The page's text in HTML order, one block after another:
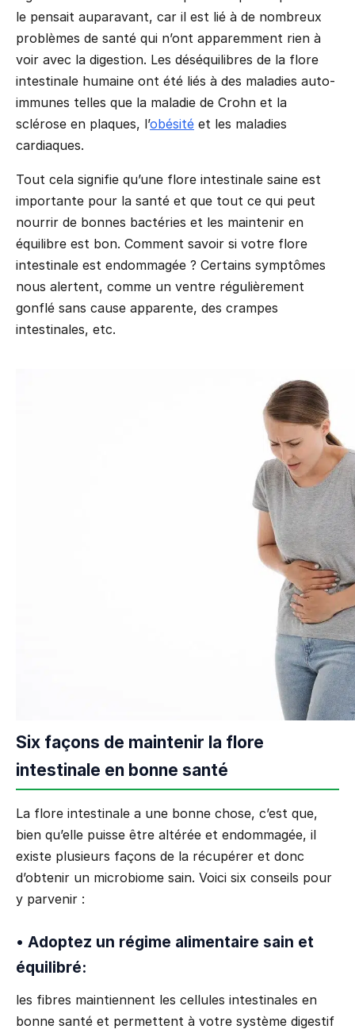
le pensait auparavant, car il est lié à de nombreux
problèmes de santé qui n’ont apparemment rien à
voir avec la digestion. Les déséquilibres de la flore
intestinale humaine ont été liés à des maladies auto-
immunes telles que la maladie de Crohn et la
sclérose en plaques, l’obésité et les maladies
cardiaques.
Tout cela signifie qu’une flore intestinale saine est
importante pour la santé et que tout ce qui peut
nourrir de bonnes bactéries et les maintenir en
équilibre est bon. Comment savoir si votre flore
intestinale est endommagée ? Certains symptômes
nous alertent, comme un ventre régulièrement
gonflé sans cause apparente, des crampes
intestinales, etc.
Six façons de maintenir la flore
intestinale en bonne santé
La flore intestinale a une bonne chose, c’est que,
bien qu’elle puisse être altérée et endommagée, il
existe plusieurs façons de la récupérer et donc
d’obtenir un microbiome sain. Voici six conseils pour
y parvenir :
• Adoptez un régime alimentaire sain et
équilibré:
les fibres maintiennent les cellules intestinales en
bonne santé et permettent à votre système digestif